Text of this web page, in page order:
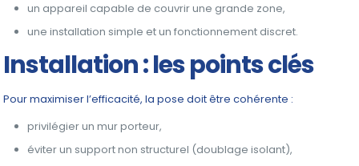
un appareil capable de couvrir une grande zone,
une installation simple et un fonctionnement discret.
Installation : les points clés
Pour maximiser l’efficacité, la pose doit être cohérente :
privilégier un mur porteur,
éviter un support non structurel (doublage isolant),